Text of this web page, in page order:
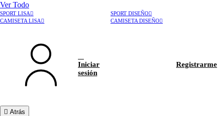
Ver Todo
SPORT LISA
SPORT DISEÑO
CAMISETA LISA
CAMISETA DISEÑO
Iniciar
sesión
Registrarme
Atrás